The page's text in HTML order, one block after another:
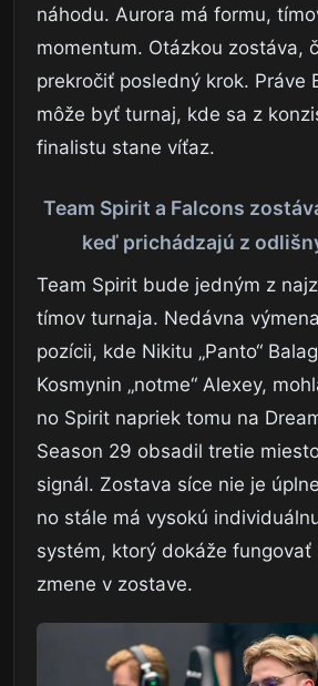
náhodu. Aurora má formu,
momentum. Otázkou zostáva,
prekročiť posledný krok. Práve
môže byť turnaj, kde sa z
finalistu stane víťaz.
Team Spirit a Falcons
keď prichádzajú z
Team Spirit bude jedným z
tímov turnaja. Nedávna
pozícii, kde Nikitu „Panto“
Kosmynin „notme“ Alexey,
no Spirit napriek tomu na
Season 29 obsadil tretie
signál. Zostava síce nie je
no stále má vysokú
systém, ktorý dokáže fungovať
zmene v zostave.